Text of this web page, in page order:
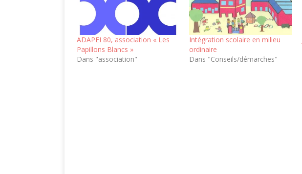
ADAPEI 80, association « Les
Papillons Blancs »
Dans "association"
Intégration scolaire en milieu
ordinaire
Dans "Conseils/démarches"